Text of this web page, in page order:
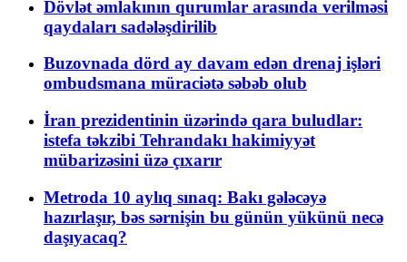
Dövlət əmlakının qurumlar arasında verilməsi
qaydaları sadələşdirilib
Buzovnada dörd ay davam edən drenaj işləri
ombudsmana müraciətə səbəb olub
İran prezidentinin üzərində qara buludlar:
istefa təkzibi Tehrandakı hakimiyyət
mübarizəsini üzə çıxarır
Metroda 10 aylıq sınaq: Bakı gələcəyə
hazırlaşır, bəs sərnişin bu günün yükünü necə
daşıyacaq?